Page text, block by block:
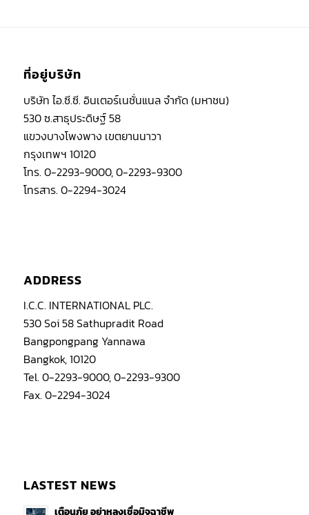
ที่อยู่บริษัท
บริษัท ไอ.ซี.ซี. อินเตอร์เนชั่นแนล จำกัด (มหาชน)
530 ซ.สาธุประดิษฐ์ 58
แขวงบางโพงพาง เขตยานนาวา
กรุงเทพฯ 10120
โทร. 0-2293-9000, 0-2293-9300
โทรสาร. 0-2294-3024
ADDRESS
I.C.C. INTERNATIONAL PLC.
530 Soi 58 Sathupradit Road
Bangpongpang Yannawa
Bangkok, 10120
Tel. 0-2293-9000, 0-2293-9300
Fax. 0-2294-3024
LASTEST NEWS
เตือนภัย อย่าหลงเชื่อมิจฉาชีพ